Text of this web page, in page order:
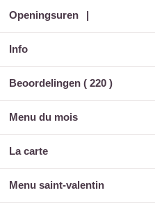
Openingsuren
Info
Beoordelingen ( 220 )
menu du mois
la carte
menu saint-valentin